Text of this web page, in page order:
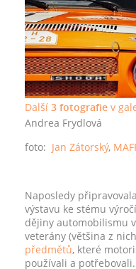
Další 3 fotografie v
Andrea Frydlová
foto: Jan Zátorský,
Naposledy
výstavu ke stému
dějiny automobilismu
veterány (většina z
předmětů, které
používali a potřebovali.